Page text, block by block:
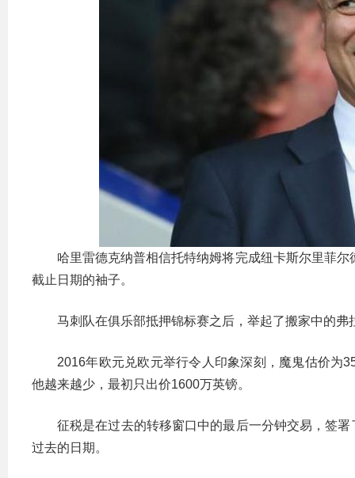
哈里雷德克纳普相信托特纳姆将完成纽卡斯尔里菲尔
截止日期的袖子。
马刺队在俱乐部抵押锦标赛之后，举起了搬家中的
2016年欧元兑欧元举行令人印象深刻，魔鬼估价为
他越来越少，最初只出价1600万英镑。
征税是在过去的转移窗口中的最后一分钟交易，签
过去的日期。